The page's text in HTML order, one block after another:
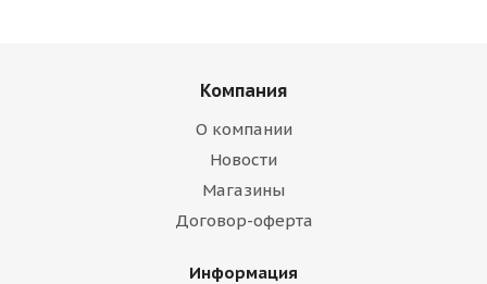
Компания
О компании
Новости
Магазины
Договор-оферта
Информация